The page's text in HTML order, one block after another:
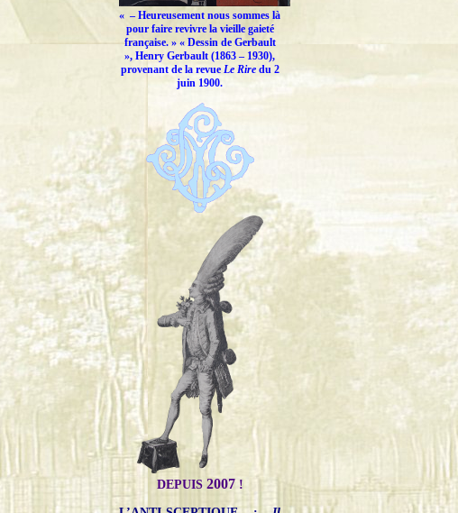
« – Heureusement nous sommes là
pour faire revivre la vieille gaieté
française.» « Dessin de Gerbault
», Henry Gerbault (1863 – 1930),
provenant de la revue Le Riredu 2
juin 1900.
DEPUIS 2007!